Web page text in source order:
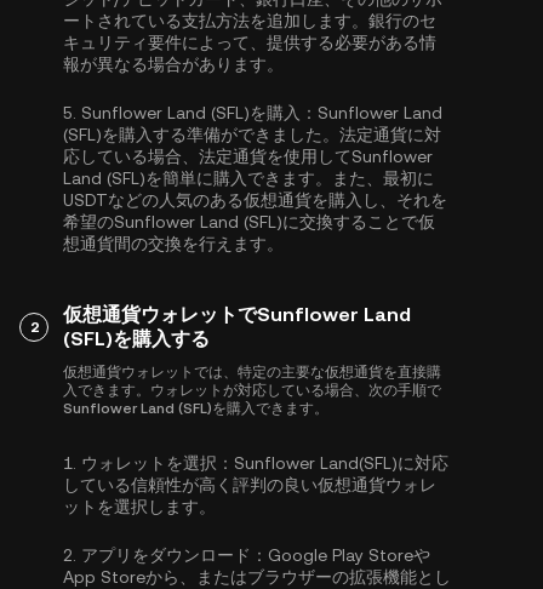
ートされている支払方法を追加します。銀行のセ
キュリティ要件によって、提供する必要がある情
報が異なる場合があります。
5. Sunflower Land (SFL)を購入： Sunflower Land
(SFL)を購入する準備ができました。法定通貨に対
応している場合、法定通貨を使用してSunflower
Land (SFL)を簡単に購入できます。また、最初に
USDTなどの人気のある仮想通貨を購入し、それを
希望のSunflower Land (SFL)に交換することで仮
想通貨間の交換を行えます。
2
仮想通貨ウォレットでSunflower Land
(SFL)を購入する
仮想通貨ウォレットでは、特定の主要な仮想通貨を直接購
入できます。ウォレットが対応している場合、次の手順で
Sunflower Land (SFL)を購入できます。
1. ウォレットを選択： Sunflower Land(SFL)に対応
している信頼性が高く評判の良い仮想通貨ウォレ
ットを選択します。
2. アプリをダウンロード： Google Play Storeや
App Storeから、またはブラウザーの拡張機能とし